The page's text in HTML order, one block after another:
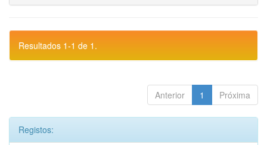
Resultados 1-1 de 1.
Anterior 1 Próxima
Registos: